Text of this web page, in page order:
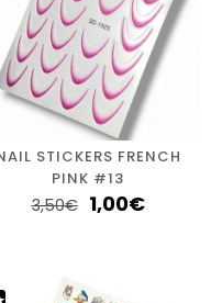
STICKERS FRENCH
PINK #13
3,50€ 1,00€